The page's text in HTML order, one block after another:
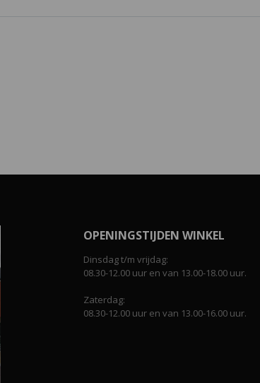
OPENINGSTIJDEN WINKEL
Dinsdag t/m vrijdag:
08.30-12.00 uur en van 13.00-18.00 uur.
Zaterdag:
08.30-12.00 uur en van 13.00-16.00 uur.